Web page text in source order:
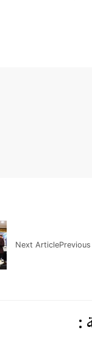
Next Article
: